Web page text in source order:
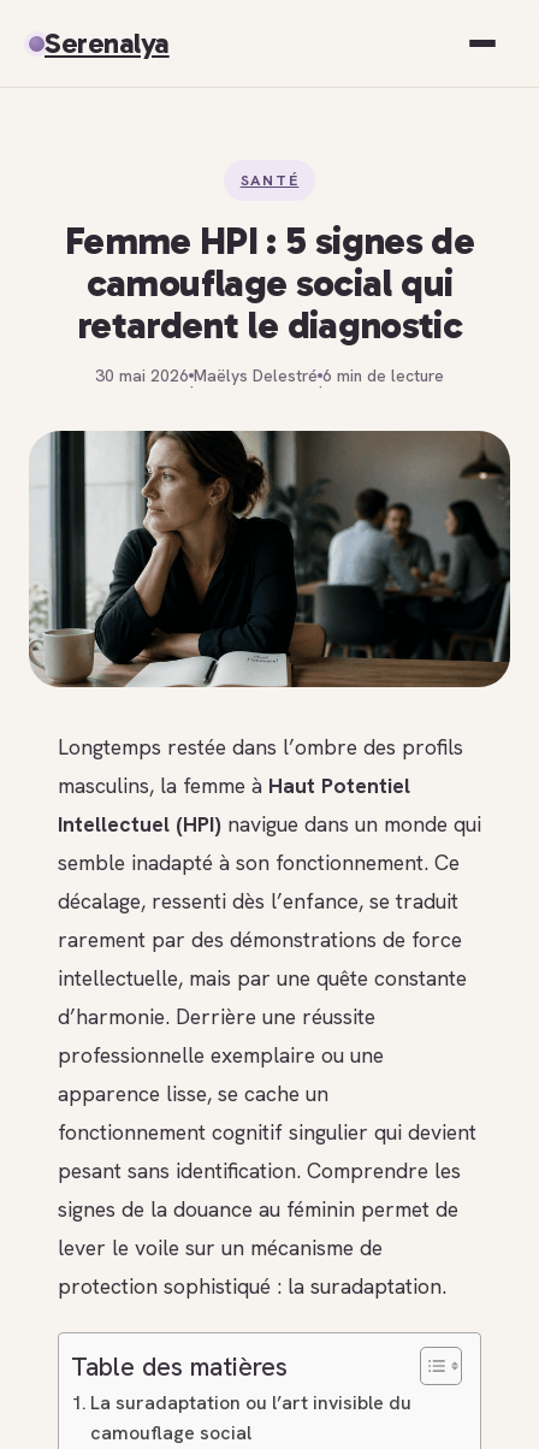
Serenalya
Spiritualité
Développement personnel
SANTÉ
Femme HPI : 5 signes de
camouflage social qui
retardent le diagnostic
30 mai 2026
·
Maëlys Delestré
·
6 min de lecture
Longtemps restée dans l’ombre des profils
masculins, la femme à Haut Potentiel
Intellectuel (HPI) navigue dans un monde qui
semble inadapté à son fonctionnement. Ce
décalage, ressenti dès l’enfance, se traduit
rarement par des démonstrations de force
intellectuelle, mais par une quête constante
d’harmonie. Derrière une réussite
professionnelle exemplaire ou une
apparence lisse, se cache un
fonctionnement cognitif singulier qui devient
pesant sans identification. Comprendre les
signes de la douance au féminin permet de
lever le voile sur un mécanisme de
protection sophistiqué : la suradaptation.
Table des matières
La suradaptation ou l’art invisible du
camouflage social